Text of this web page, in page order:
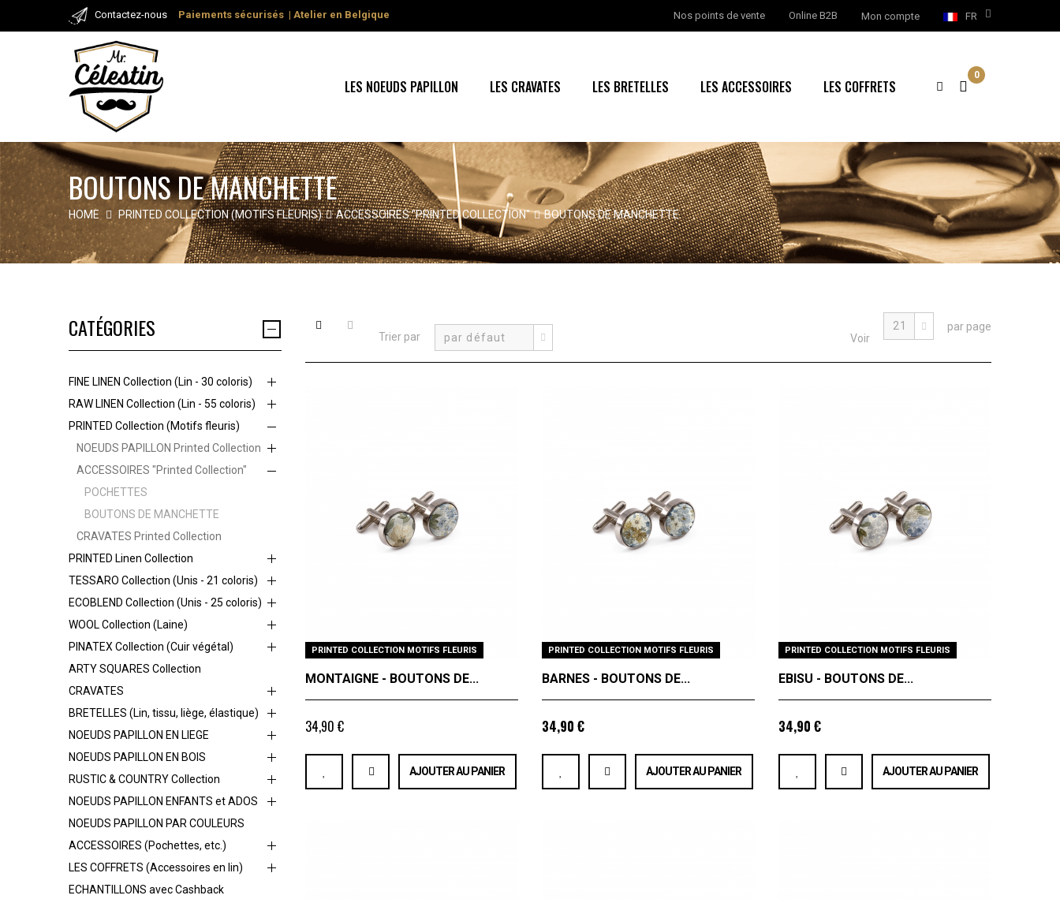
Contactez-nous Paiements sécurisés | Atelier en Belgique FR
Mon compte
Online B2B
Nos points de vente
LES NOEUDS PAPILLON LES CRAVATES LES BRETELLES LES ACCESSOIRES LES COFFRETS
0
BOUTONS DE MANCHETTE
HOME PRINTED COLLECTION (MOTIFS FLEURIS) ACCESSOIRES "PRINTED COLLECTION" BOUTONS DE MANCHETTE
CATÉGORIES
FINE LINEN Collection (Lin - 30 coloris)
RAW LINEN Collection (Lin - 55 coloris)
PRINTED Collection (Motifs fleuris)
NOEUDS PAPILLON Printed Collection
ACCESSOIRES "Printed Collection"
POCHETTES
BOUTONS DE MANCHETTE
CRAVATES Printed Collection
PRINTED Linen Collection
TESSARO Collection (Unis - 21 coloris)
ECOBLEND Collection (Unis - 25 coloris)
WOOL Collection (Laine)
PINATEX Collection (Cuir végétal)
ARTY SQUARES Collection
CRAVATES
BRETELLES (Lin, tissu, liège, élastique)
NOEUDS PAPILLON EN LIEGE
NOEUDS PAPILLON EN BOIS
RUSTIC & COUNTRY Collection
NOEUDS PAPILLON ENFANTS et ADOS
NOEUDS PAPILLON PAR COULEURS
ACCESSOIRES (Pochettes, etc.)
LES COFFRETS (Accessoires en lin)
ECHANTILLONS avec Cashback
Trier par Voir
par page
PRINTED COLLECTION MOTIFS FLEURIS
MONTAIGNE - BOUTONS DE...
34,90 €
AJOUTER AU PANIER
PRINTED COLLECTION MOTIFS FLEURIS
BARNES - BOUTONS DE...
34,90 €
AJOUTER AU PANIER
PRINTED COLLECTION MOTIFS FLEURIS
EBISU - BOUTONS DE...
34,90 €
AJOUTER AU PANIER